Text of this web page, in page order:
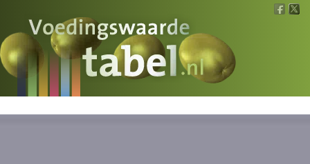
Voedingswaarde
Wat is wat?